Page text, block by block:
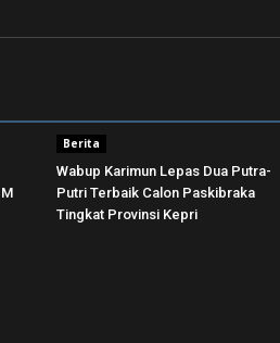
Berita
Wabup Karimun Lepas Dua Putra-
Putri Terbaik Calon Paskibraka
Tingkat Provinsi Kepri